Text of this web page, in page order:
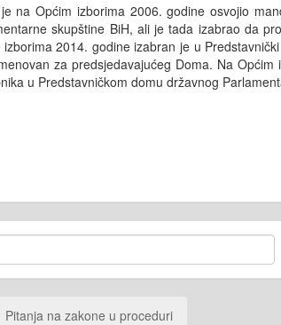
na Općim izborima 2006. godine osvojio
skupštine BiH, ali je tada izabrao da
izborima 2014. godine izabran je u
za predsjedavajućeg Doma. Na
u Predstavničkom domu državnog
Pitanja na zakone u proceduri